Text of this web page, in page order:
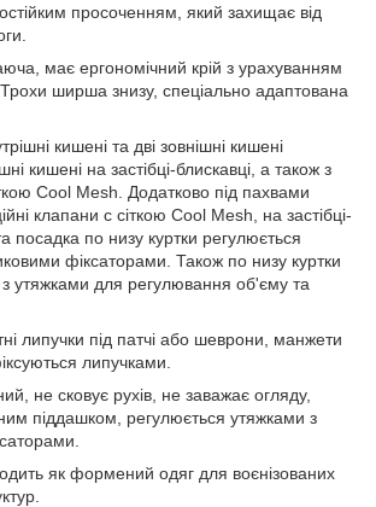
просоченням, який захищає від
має ергономічний крій з урахуванням
ширша знизу, спеціально адаптована
кишені та дві зовнішні кишені
кишені на застібці-блискавці, а також з
Cool Mesh. Додатково під пахвами
клапани с сіткою Cool Mesh, на застібці-
посадка по низу куртки регулюється
фіксаторами. Також по низу куртки
утяжками для регулювання об'єму та
липучки під патчі або шеврони, манжети
липучками.
не сковує рухів, не заважає огляду,
піддашком, регулюється утяжками з
як формений одяг для воєнізованих